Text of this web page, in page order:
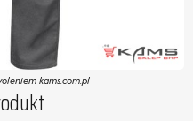
kams.com.pl